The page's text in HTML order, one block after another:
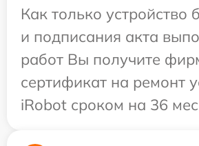
Как только устройство
и подписания акта
работ Вы получите
сертификат на ремонт
iRobot сроком на 36